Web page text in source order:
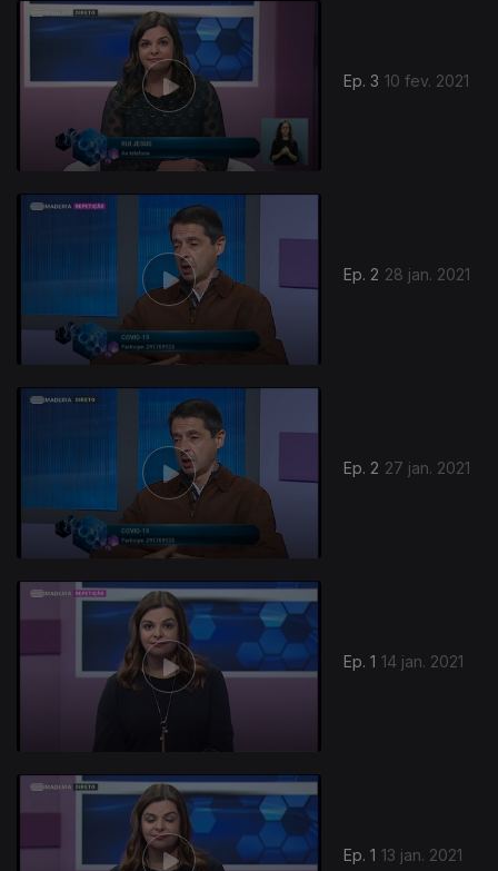
Ep. 3 10 fev. 2021
Ep. 2 28 jan. 2021
Ep. 2 27 jan. 2021
Ep. 1 14 jan. 2021
Ep. 1 13 jan. 2021
517752